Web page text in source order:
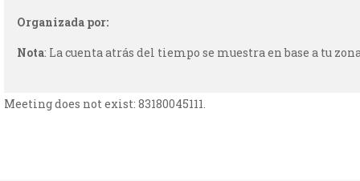
Organizada por:
Nota: La cuenta atrás del tiempo se muestra en base a tu
Meeting does not exist: 83180045111.